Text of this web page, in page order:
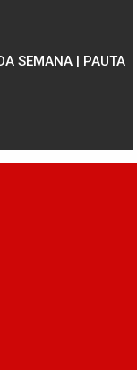
SEMANA | PAUTA